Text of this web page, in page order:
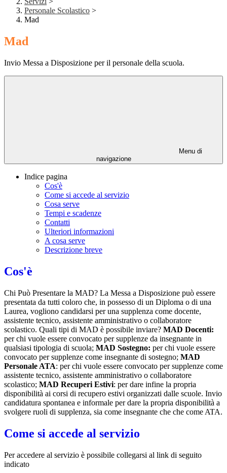
Personale Scolastico >
Mad
Mad
Invio Messa a Disposizione per il personale della scuola.
Menu di
navigazione
Indice pagina
Cos'è
Come si accede al servizio
Cosa serve
Tempi e scadenze
Contatti
Ulteriori informazioni
A cosa serve
Descrizione breve
Cos'è
Chi Può Presentare la MAD? La Messa a Disposizione può essere
presentata da tutti coloro che, in possesso di un Diploma o di una
Laurea, vogliono candidarsi per una supplenza come docente,
assistente tecnico, assistente amministrativo o collaboratore
scolastico. Quali tipi di MAD è possibile inviare? MAD Docenti:
per chi vuole essere convocato per supplenze da insegnante in
qualsiasi tipologia di scuola; MAD Sostegno: per chi vuole essere
convocato per supplenze come insegnante di sostegno; MAD
Personale ATA: per chi vuole essere convocato per supplenze come
assistente tecnico, assistente amministrativo o collaboratore
scolastico; MAD Recuperi Estivi: per dare infine la propria
disponibilità ai corsi di recupero estivi organizzati dalle scuole. Invio
candidatura spontanea e informale per dare la propria disponibilità a
svolgere ruoli di supplenza, sia come insegnante che che come ATA.
Come si accede al servizio
Per accedere al servizio è possibile collegarsi al link di seguito
indicato